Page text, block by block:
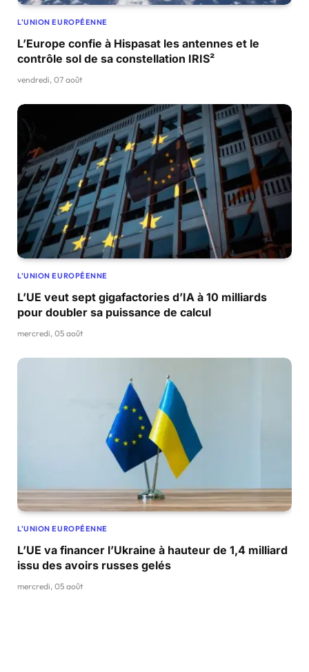
L'UNION EUROPÉENNE
L’Europe confie à Hispasat les antennes et le
contrôle sol de sa constellation IRIS²
vendredi, 07 août
L'UNION EUROPÉENNE
L’UE veut sept gigafactories d’IA à 10 milliards
pour doubler sa puissance de calcul
mercredi, 05 août
L'UNION EUROPÉENNE
L’UE va financer l’Ukraine à hauteur de 1,4 milliard
issu des avoirs russes gelés
mercredi, 05 août